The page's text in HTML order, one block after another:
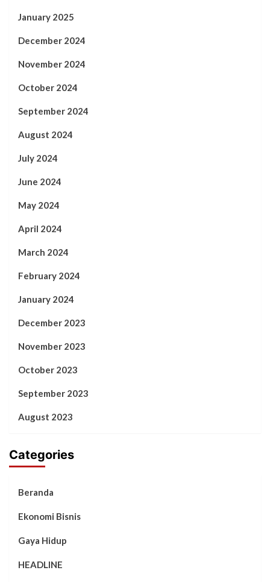
January 2025
December 2024
November 2024
October 2024
September 2024
August 2024
July 2024
June 2024
May 2024
April 2024
March 2024
February 2024
January 2024
December 2023
November 2023
October 2023
September 2023
August 2023
Categories
Beranda
Ekonomi Bisnis
Gaya Hidup
HEADLINE